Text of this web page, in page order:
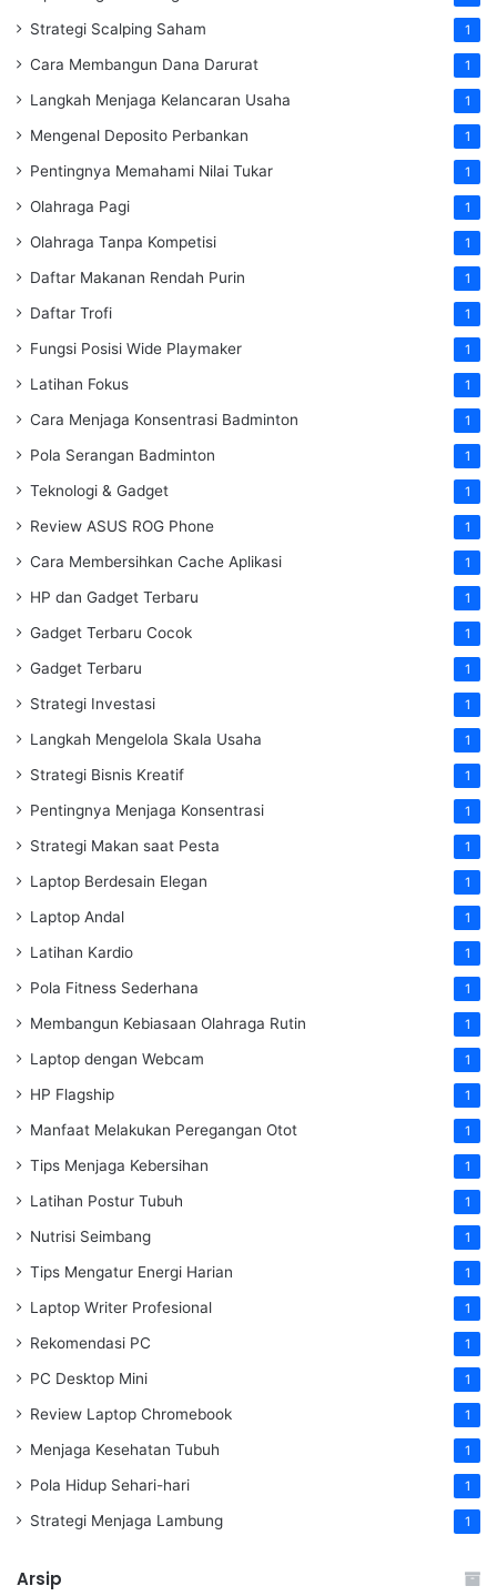
Strategi Scalping Saham 1
Cara Membangun Dana Darurat 1
Langkah Menjaga Kelancaran Usaha 1
Mengenal Deposito Perbankan 1
Pentingnya Memahami Nilai Tukar 1
Olahraga Pagi 1
Olahraga Tanpa Kompetisi 1
Daftar Makanan Rendah Purin 1
Daftar Trofi 1
Fungsi Posisi Wide Playmaker 1
Latihan Fokus 1
Cara Menjaga Konsentrasi Badminton 1
Pola Serangan Badminton 1
Teknologi & Gadget 1
Review ASUS ROG Phone 1
Cara Membersihkan Cache Aplikasi 1
HP dan Gadget Terbaru 1
Gadget Terbaru Cocok 1
Gadget Terbaru 1
Strategi Investasi 1
Langkah Mengelola Skala Usaha 1
Strategi Bisnis Kreatif 1
Pentingnya Menjaga Konsentrasi 1
Strategi Makan saat Pesta 1
Laptop Berdesain Elegan 1
Laptop Andal 1
Latihan Kardio 1
Pola Fitness Sederhana 1
Membangun Kebiasaan Olahraga Rutin 1
Laptop dengan Webcam 1
HP Flagship 1
Manfaat Melakukan Peregangan Otot 1
Tips Menjaga Kebersihan 1
Latihan Postur Tubuh 1
Nutrisi Seimbang 1
Tips Mengatur Energi Harian 1
Laptop Writer Profesional 1
Rekomendasi PC 1
PC Desktop Mini 1
Review Laptop Chromebook 1
Menjaga Kesehatan Tubuh 1
Pola Hidup Sehari-hari 1
Strategi Menjaga Lambung 1
Arsip